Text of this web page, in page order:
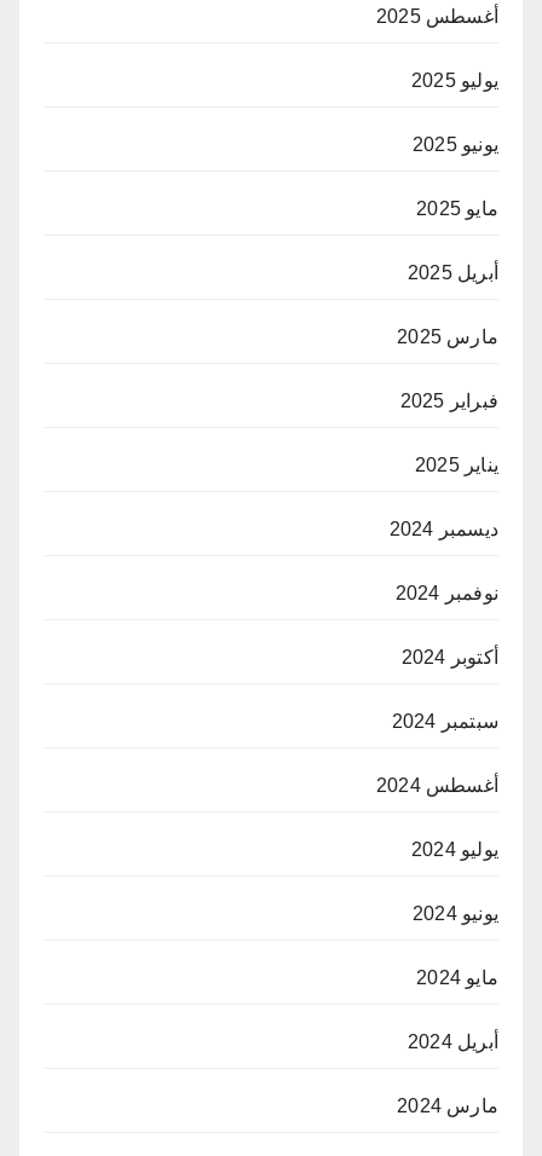
أغسطس 2025
يوليو 2025
يونيو 2025
مايو 2025
أبريل 2025
مارس 2025
فبراير 2025
يناير 2025
ديسمبر 2024
نوفمبر 2024
أكتوبر 2024
سبتمبر 2024
أغسطس 2024
يوليو 2024
يونيو 2024
مايو 2024
أبريل 2024
مارس 2024